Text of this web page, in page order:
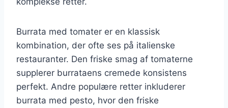
Burrata med tomater er en klassisk
kombination, der ofte ses på italienske
restauranter. Den friske smag af tomaterne
supplerer burrataens cremede konsistens
perfekt. Andre populære retter inkluderer
burrata med pesto, hvor den friske